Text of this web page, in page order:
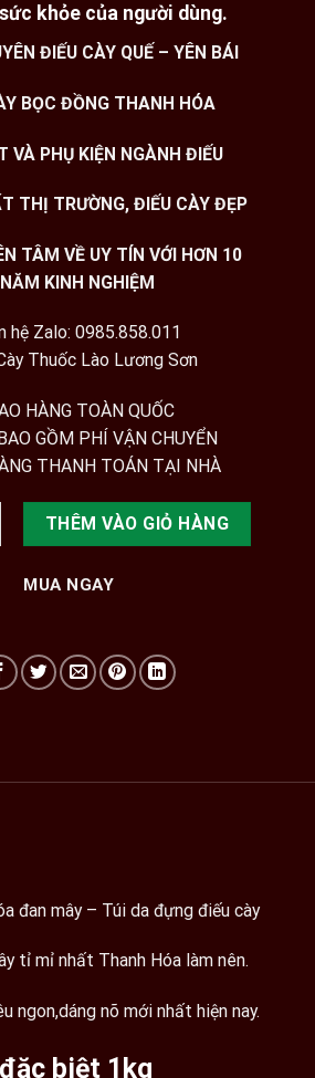
khỏe của người dùng.
ĐIẾU CÀY QUẾ – YÊN BÁI
BỌC ĐỒNG THANH HÓA
VÀ PHỤ KIỆN NGÀNH ĐIẾU
THỊ TRƯỜNG, ĐIẾU CÀY ĐẸP
TÂM VỀ UY TÍN VỚI HƠN 10
NĂM KINH NGHIỆM
hệ Zalo: 0985.858.011
Thuốc Lào Lương Sơn
HÀNG TOÀN QUỐC
GỒM PHÍ VẬN CHUYỂN
THANH TOÁN TẠI NHÀ
Vua - Tiên Lãng đặc biệt 1kg số lượng
THÊM VÀO GIỎ HÀNG
MUA NGAY
đan mây – Túi da đựng điếu cày
tỉ mỉ nhất Thanh Hóa làm nên.
ngon,dáng nõ mới nhất hiện nay.
biệt 1kg